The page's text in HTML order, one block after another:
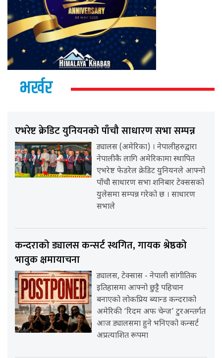
भर्खर
एभरेष्ट क्रेडिट युनियनको पाँचौ साधारण सभा सम्पन्न
ड्यालस (अमेरिका) । नेपालीहरुद्वारा
नेपालीकै लागि अमेरिकामा स्थापित
एभरेष्ट फेडरेल क्रेडिट युनियनले आफ्नो
पाँचौ साधारण सभा शनिबार टेक्ससको
युलेसमा सम्पन्न गरेको छ । साधारण
सभाले
कन्दराको ड्यालस कन्सर्ट स्थगित, गायक श्रेष्ठको
भावुक क्षमायाचना
ड्यालस, टेक्सास - नेपाली सांगीतिक
इतिहासमा आफ्नो छुट्टै पहिचान
बनाएको लोकप्रिय ब्यान्ड कन्दराको
अमेरिकी ‘रिदम अफ चेन्ज’ टुरअन्तर्गत
आज ड्यालसमा हुने भनिएको कन्सर्ट
अप्रत्याशित रूपमा